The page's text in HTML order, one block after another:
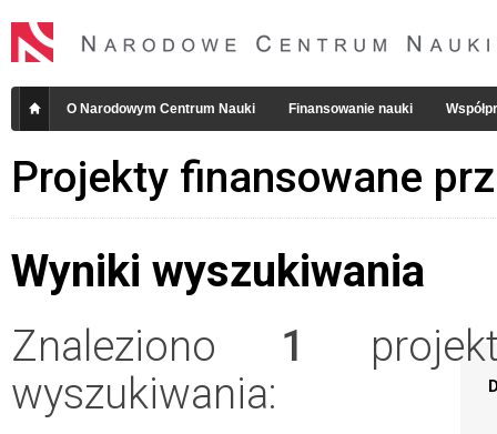
O Narodowym Centrum Nauki Finansowanie nauki
Projekty finansowane
Wyniki wyszukiwania
Znaleziono 1
wyszukiwania: